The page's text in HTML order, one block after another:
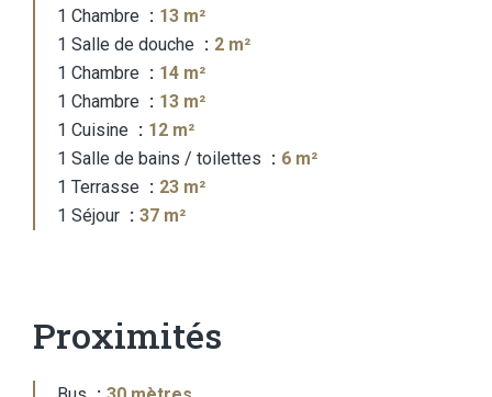
1 Chambre
13 m²
1 Salle de douche
2 m²
1 Chambre
14 m²
1 Chambre
13 m²
1 Cuisine
12 m²
1 Salle de bains / toilettes
6 m²
1 Terrasse
23 m²
1 Séjour
37 m²
Proximités